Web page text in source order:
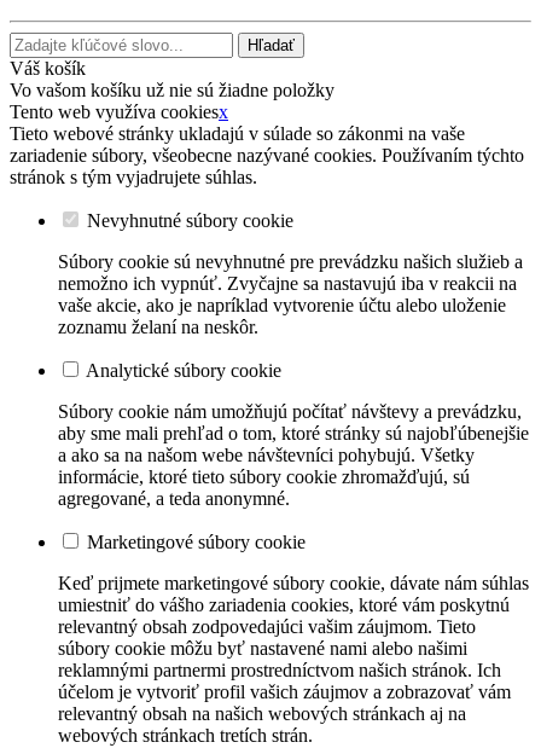
Hľadať
Váš košík
Vo vašom košíku už nie sú žiadne položky
Tento web využíva cookiesx
Tieto webové stránky ukladajú v súlade so zákonmi na vaše
zariadenie súbory, všeobecne nazývané cookies. Používaním týchto
stránok s tým vyjadrujete súhlas.
Nevyhnutné súbory cookie
Súbory cookie sú nevyhnutné pre prevádzku našich služieb a
nemožno ich vypnúť. Zvyčajne sa nastavujú iba v reakcii na
vaše akcie, ako je napríklad vytvorenie účtu alebo uloženie
zoznamu želaní na neskôr.
Analytické súbory cookie
Súbory cookie nám umožňujú počítať návštevy a prevádzku,
aby sme mali prehľad o tom, ktoré stránky sú najobľúbenejšie
a ako sa na našom webe návštevníci pohybujú. Všetky
informácie, ktoré tieto súbory cookie zhromažďujú, sú
agregované, a teda anonymné.
Marketingové súbory cookie
Keď prijmete marketingové súbory cookie, dávate nám súhlas
umiestniť do vášho zariadenia cookies, ktoré vám poskytnú
relevantný obsah zodpovedajúci vašim záujmom. Tieto
súbory cookie môžu byť nastavené nami alebo našimi
reklamnými partnermi prostredníctvom našich stránok. Ich
účelom je vytvoriť profil vašich záujmov a zobrazovať vám
relevantný obsah na našich webových stránkach aj na
webových stránkach tretích strán.